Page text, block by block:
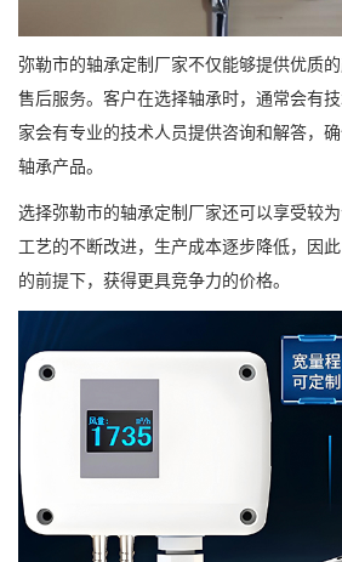
弥勒市的轴承定制厂家不仅能够提供优质
售后服务。客户在选择轴承时，通常会有技
家会有专业的技术人员提供咨询和解答，
轴承产品。
选择弥勒市的轴承定制厂家还可以享受较
工艺的不断改进，生产成本逐步降低，因
的前提下，获得更具竞争力的价格。